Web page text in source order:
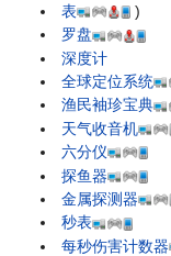
表
)
罗盘
深度计
全球定位系统
渔民袖珍宝典
天气收音机
六分仪
探鱼器
金属探测器
秒表
每秒伤害计数器